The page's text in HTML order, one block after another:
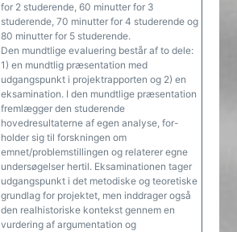
for 2 studerende, 60 minutter for 3
studerende, 70 minutter for 4 studerende og
80 minutter for 5 studerende.
Den mundtlige evaluering består af to dele:
1) en mundtlig præsentation med
udgangspunkt i projektrapporten og 2) en
eksamination. I den mundtlige præsentation
fremlægger den studerende
hovedresultaterne af egen analyse, for-
holder sig til forskningen om
emnet/problemstillingen og relaterer egne
undersøgelser hertil. Eksaminationen tager
udgangspunkt i det metodiske og teoretiske
grundlag for projektet, men inddrager også
den realhistoriske kontekst gennem en
vurdering af argumentation og